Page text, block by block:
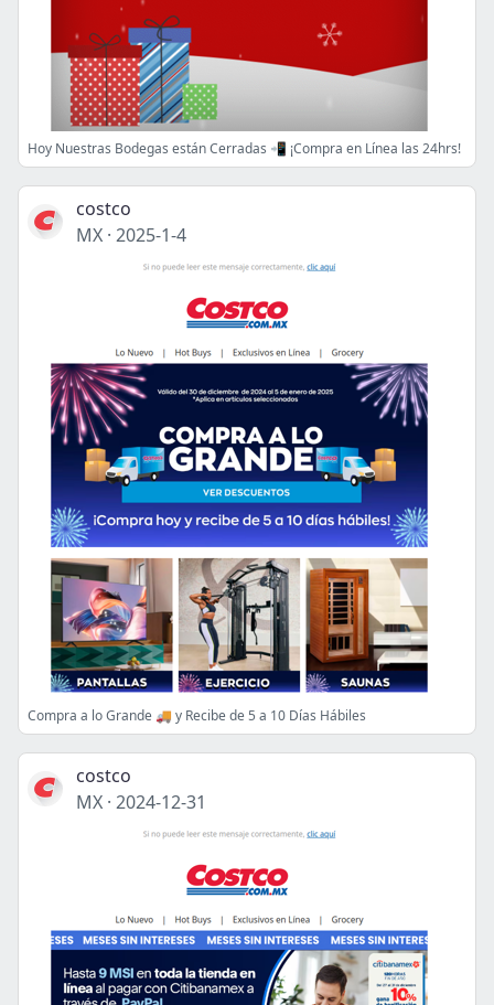
Hoy Nuestras Bodegas están Cerradas 📲 ¡Compra en Línea las 24hrs!
costco
MX · 2025-1-4
Compra a lo Grande 🚚 y Recibe de 5 a 10 Días Hábiles
costco
MX · 2024-12-31